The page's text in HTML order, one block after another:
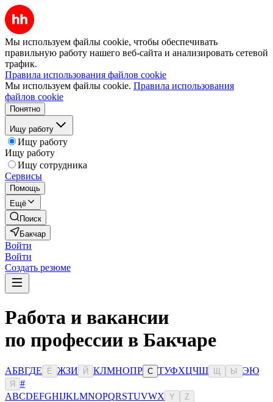
Мы используем файлы cookie, чтобы обеспечивать
правильную работу нашего веб-сайта и анализировать сетевой
трафик.
Правила использования файлов cookie
Мы используем файлы cookie. Правила использования
файлов cookie
Понятно
Ищу работу
Ищу работу
Ищу работу
Ищу сотрудника
Сервисы
Помощь
Ещё
Поиск
Бакчар
Войти
Войти
Создать резюме
Работа и вакансии
по профессии в Бакчаре
АБВГДЕ Ё ЖЗИ Й КЛМНОПР С ТУФХЦЧШ Ы ЭЮ
Я
#
ABCDEFGHIJKLMNOPQRSTUVWX Y Z